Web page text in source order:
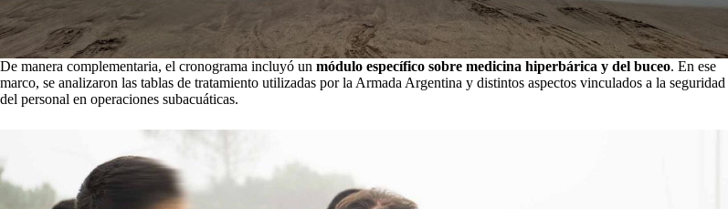
De manera complementaria, el cronograma incluyó un módulo específico sobre medicina hiperbárica y del buceo. En ese
marco, se analizaron las tablas de tratamiento utilizadas por la Armada Argentina y distintos aspectos vinculados a la seguridad
del personal en operaciones subacuáticas.